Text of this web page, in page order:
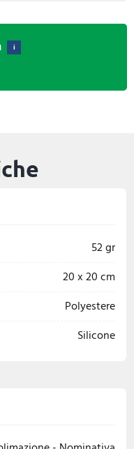
i
52 gr
20 x 20 cm
Polyestere
Silicone